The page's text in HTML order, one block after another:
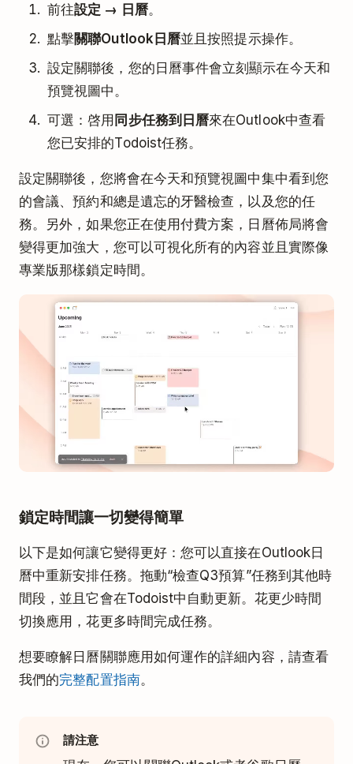
前往設定 → 日曆。
點擊關聯Outlook日曆並且按照提示操作。
設定關聯後，您的日曆事件會立刻顯示在今天和
預覽視圖中。
可選：啓用 同步任務到日曆來在Outlook中查看
您已安排的Todoist任務。
設定關聯後，您將會在今天和預覽視圖中集中看到您
的會議、預約和總是遺忘的牙醫檢查，以及您的任
務。另外，如果您正在使用付費方案，日曆佈局將會
變得更加強大，您可以可視化所有的內容並且實際像
專業版那樣鎖定時間。
鎖定時間讓一切變得簡單
以下是如何讓它變得更好：您可以直接在Outlook日
曆中重新安排任務。拖動“檢查Q3預算”任務到其他時
間段，並且它會在Todoist中自動更新。花更少時間
切換應用，花更多時間完成任務。
想要瞭解日曆關聯應用如何運作的詳細內容，請查看
我們的完整配置指南。
請注意